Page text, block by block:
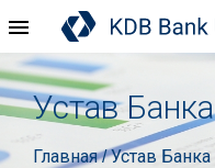
Устав Банка
Главная/Устав Банка